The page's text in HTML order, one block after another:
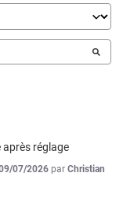
après réglage
07/2026 par Christian